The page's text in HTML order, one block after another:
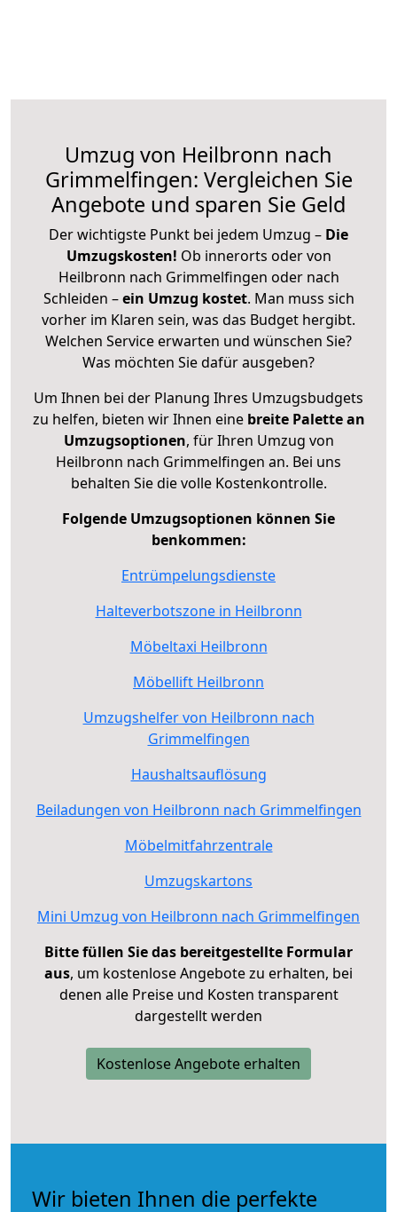
Umzug von Heilbronn nach
Grimmelfingen: Vergleichen Sie
Angebote und sparen Sie Geld
Der wichtigste Punkt bei jedem Umzug – Die
Umzugskosten! Ob innerorts oder von
Heilbronn nach Grimmelfingen oder nach
Schleiden –ein Umzug kostet. Man muss sich
vorher im Klaren sein, was das Budget hergibt.
Welchen Service erwarten und wünschen Sie?
Was möchten Sie dafür ausgeben?
Um Ihnen bei der Planung Ihres Umzugsbudgets
zu helfen, bieten wir Ihnen eine breite Palette an
Umzugsoptionen, für Ihren Umzug von
Heilbronn nach Grimmelfingen an. Bei uns
behalten Sie die volle Kostenkontrolle.
Folgende Umzugsoptionen können Sie
benkommen:
Entrümpelungsdienste
Halteverbotszone in Heilbronn
Möbeltaxi Heilbronn
Möbellift Heilbronn
Umzugshelfer von Heilbronn nach
Grimmelfingen
Haushaltsauflösung
Beiladungen von Heilbronn nach Grimmelfingen
Möbelmitfahrzentrale
Umzugskartons
Mini Umzug von Heilbronn nach Grimmelfingen
Bitte füllen Sie das bereitgestellte Formular
aus, um kostenlose Angebote zu erhalten, bei
denen alle Preise und Kosten transparent
dargestellt werden
Kostenlose Angebote erhalten
Wir bieten Ihnen die perfekte